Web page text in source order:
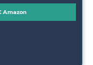
Amazon